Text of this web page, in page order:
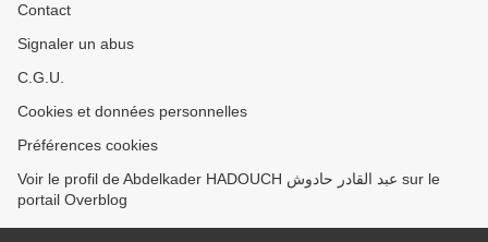
Contact
Signaler un abus
C.G.U.
Cookies et données personnelles
Préférences cookies
Voir le profil de Abdelkader HADOUCH عبد القادر حادوش sur le
portail Overblog